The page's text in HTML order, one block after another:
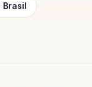
Brasil